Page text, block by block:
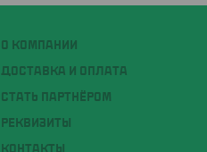
О КОМПАНИИ
ДОСТАВКА И ОПЛАТА
СТАТЬ ПАРТНЁРОМ
РЕКВИЗИТЫ
КОНТАКТЫ